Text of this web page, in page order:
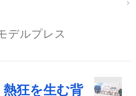
デルプレス
狂を生む背